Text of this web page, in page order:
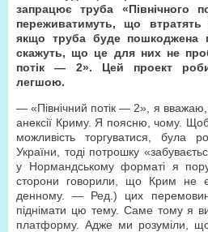
запрацює труба
переживатимуть, що
якщо труба буде пошкоджена
скажуть, що це для них не
потік — 2». Цей проект
легшою.
— «Північний потік — 2», я вважаю,
анексії Криму. Я поясню, чому.
можливість торгуватися, була
України, тоді потрошку
у Нормандському форматі я
сторони говорили, що Крим не
денному. — Ред.) цих
піднімати цю тему. Саме тому я
платформу. Адже ми розуміли,